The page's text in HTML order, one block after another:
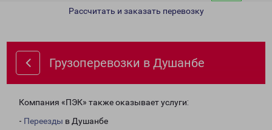
Рассчитать и заказать перевозку
Грузоперевозки в Душанбе
Компания «ПЭК» также оказывает услуги:
- Переезды в Душанбе